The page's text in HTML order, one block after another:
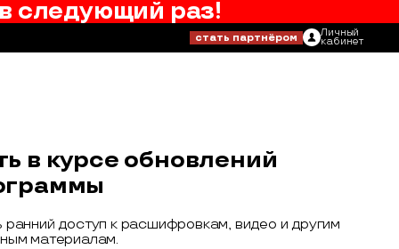
следующий раз!
стать партнёром Личный
кабинет
в курсе обновлений
ранний доступ к расшифровкам, видео и другим
материалам.